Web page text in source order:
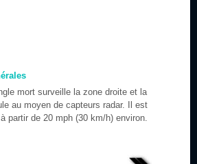
mort surveille la zone droite et la
au moyen de capteurs radar. Il est
partir de 20 mph (30 km/h) environ.